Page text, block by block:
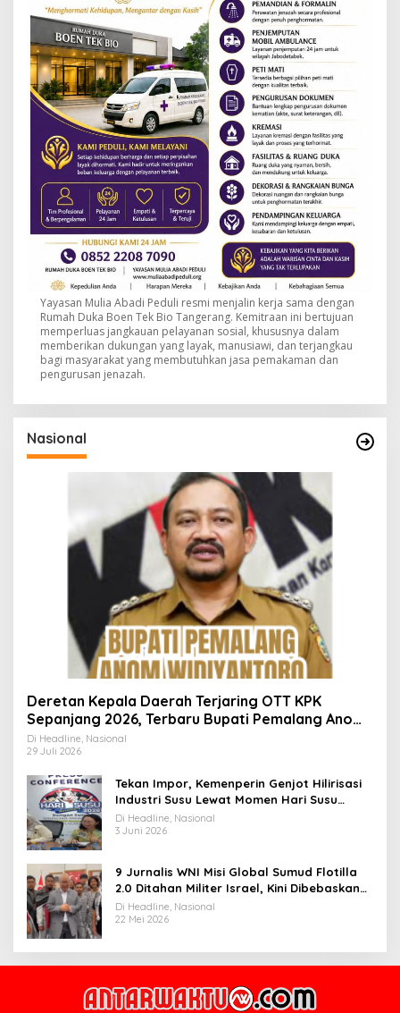
Yayasan Mulia Abadi Peduli resmi menjalin kerja sama dengan
Rumah Duka Boen Tek Bio Tangerang. Kemitraan ini bertujuan
memperluas jangkauan pelayanan sosial, khususnya dalam
memberikan dukungan yang layak, manusiawi, dan terjangkau
bagi masyarakat yang membutuhkan jasa pemakaman dan
pengurusan jenazah.
Nasional
Deretan Kepala Daerah Terjaring OTT KPK
Sepanjang 2026, Terbaru Bupati Pemalang Anom
Widiyantoro
Di Headline, Nasional
29 Juli 2026
Tekan Impor, Kemenperin Genjot Hilirisasi
Industri Susu Lewat Momen Hari Susu
Nusantara 2026
Di Headline, Nasional
3 Juni 2026
9 Jurnalis WNI Misi Global Sumud Flotilla
2.0 Ditahan Militer Israel, Kini Dibebaskan
dan Dievakuasi ke Istanbul
Di Headline, Nasional
22 Mei 2026